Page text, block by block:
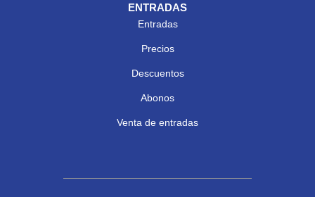
ENTRADAS
Entradas
Precios
Descuentos
Abonos
Venta de entradas